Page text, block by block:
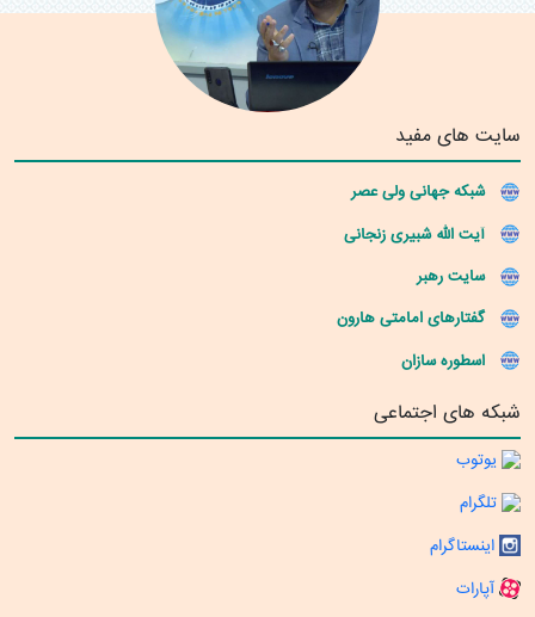
سایت های مفید
شبکه جهانی ولی عصر
آیت الله شبیری زنجانی
سایت رهبر
گفتارهای امامتی هارون
اسطوره سازان
شبکه های اجتماعی
یوتوب
تلگرام
اینستاگرام
آپارات